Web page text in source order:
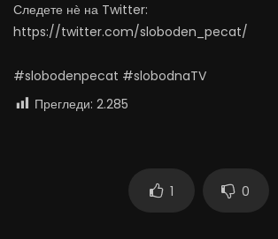
Следете нѐ на Twitter:
https://twitter.com/sloboden_pecat/
#slobodenpecat #slobodnaTV
Прегледи: 2.285
1 0